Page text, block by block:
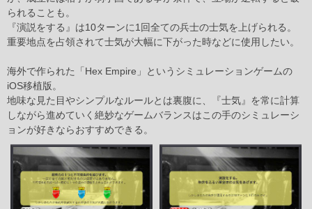
られることも。
『演説をする』は10ターンに1回全ての兵士の士気を上げられる。
重要地点を占領されて士気が大幅に下がった時などに使用したい。
海外で作られた「Hex Empire」というシミュレーションゲームの
iOS移植版。
地味な見た目やシンプルなルールとは裏腹に、『士気』を常に計算
しながら進めていく絶妙なゲームバランスはこの手のシミュレーシ
ョンが好きならおすすめできる。